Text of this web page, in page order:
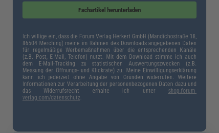
Fachartikel herunterladen
Ich willige ein, dass die Forum Verlag Herkert GmbH (Mandichostraße 18,
86504 Merching) meine im Rahmen des Downloads angegebenen Daten
für regelmäßige Werbemaßnahmen über die entsprechenden Kanäle
(z.B. Post, E-Mail, Telefon) nutzt. Mit dem Download stimme ich auch
dem E-Mail-Tracking zu statistischen Auswertungszwecken (z.B.
Messung der Öffnungs- und Klickrate) zu. Meine Einwilligungserklärung
kann ich jederzeit ohne Angabe von Gründen widerrufen. Weitere
Informationen zur Verarbeitung der personenbezogenen Daten dazu und
das Widerrufsrecht erhalte ich unter shop.forum-
verlag.com/datenschutz.
abwechseln. Ebenso sollte das Kind lernen, den Plan selbstständig zu nutzen.